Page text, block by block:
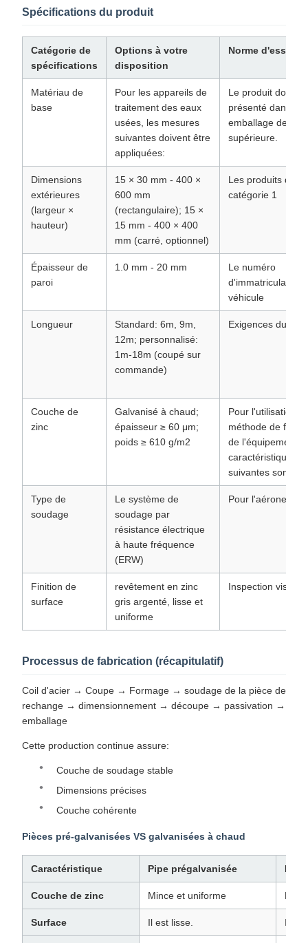
Spécifications du produit
Catégorie de
spécifications
Options à votre
disposition
Norme d'essai
Matériau de
base
Pour les appareils de
traitement des eaux
usées, les mesures
suivantes doivent être
appliquées:
Le produit doit
présenté dans un
emballage de
supérieure.
Dimensions
extérieures
(largeur ×
hauteur)
15 × 30 mm - 400 ×
600 mm
(rectangulaire); 15 ×
15 mm - 400 × 400
mm (carré, optionnel)
Les produits de la
catégorie 1
Épaisseur de
paroi
1.0 mm - 20 mm
Le numéro
d'immatriculation
véhicule
Longueur
Standard: 6m, 9m,
12m; personnalisé:
1m-18m (coupé sur
commande)
Exigences du
Couche de
zinc
Galvanisé à chaud;
épaisseur ≥ 60 μm;
poids ≥ 610 g/m2
Pour l'utilisation
méthode de
de l'équipement,
caractéristiques
suivantes sont
Type de
soudage
Le système de
soudage par
résistance électrique
à haute fréquence
(ERW)
Pour l'aéronef
Finition de
surface
revêtement en zinc
gris argenté, lisse et
uniforme
Inspection visuelle
Processus de fabrication (récapitulatif)
Coil d'acier → Coupe → Formage → soudage de la pièce de
rechange → dimensionnement → découpe → passivation →
emballage
Cette production continue assure:
Couche de soudage stable
Dimensions précises
Couche cohérente
Pièces pré-galvanisées VS galvanisées à chaud
Caractéristique Pipe prégalvanisée
Couche de zinc Mince et uniforme Épais
Surface Il est lisse. Il est